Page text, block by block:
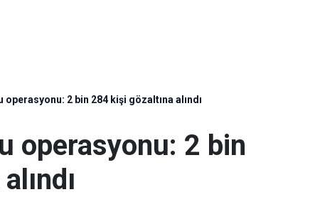
operasyonu: 2 bin 284 kişi gözaltına alındı
operasyonu: 2 bin